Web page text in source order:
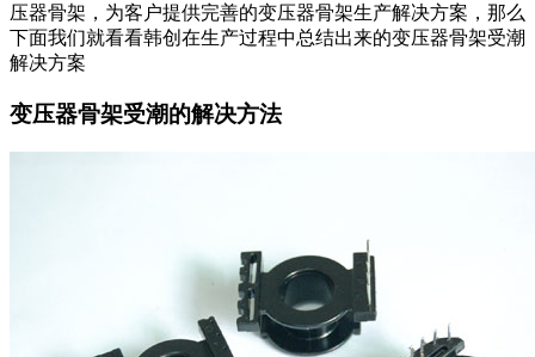
压器骨架，为客户提供完善的变压器骨架生产解决方案，那么
下面我们就看看韩创在生产过程中总结出来的变压器骨架受潮
解决方案
变压器骨架受潮的解决方法